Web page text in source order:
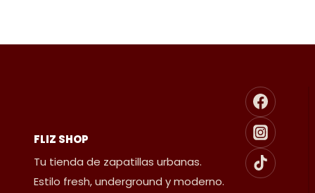
FLIZ SHOP
Tu tienda de zapatillas urbanas.
Estilo fresh, underground y moderno.